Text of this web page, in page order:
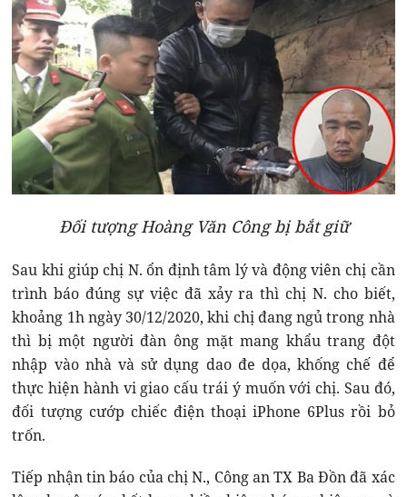
Đối tượng Hoàng Văn Công bị bắt giữ
Sau khi giúp chị N. ổn định tâm lý và động viên chị cần
trình báo đúng sự việc đã xảy ra thì chị N. cho biết,
khoảng 1h ngày 30/12/2020, khi chị đang ngủ trong nhà
thì bị một người đàn ông mặt mang khẩu trang đột
nhập vào nhà và sử dụng dao đe dọa, khống chế để
thực hiện hành vi giao cấu trái ý muốn với chị. Sau đó,
đối tượng cướp chiếc điện thoại iPhone 6Plus rồi bỏ
trốn.
Tiếp nhận tin báo của chị N., Công an TX Ba Đồn đã xác